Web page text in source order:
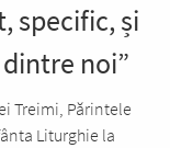
specific, și
noi”
Treimi, Părintele
Liturghie la